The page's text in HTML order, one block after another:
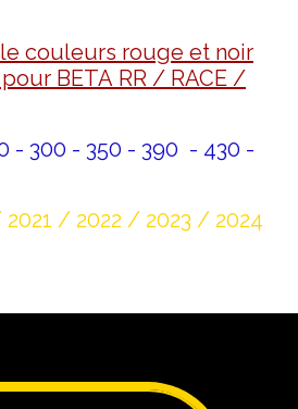
couleurs rouge et noir
BETA RR / RACE /
- 300 - 350 - 390 - 430 -
2021 / 2022 / 2023 / 2024